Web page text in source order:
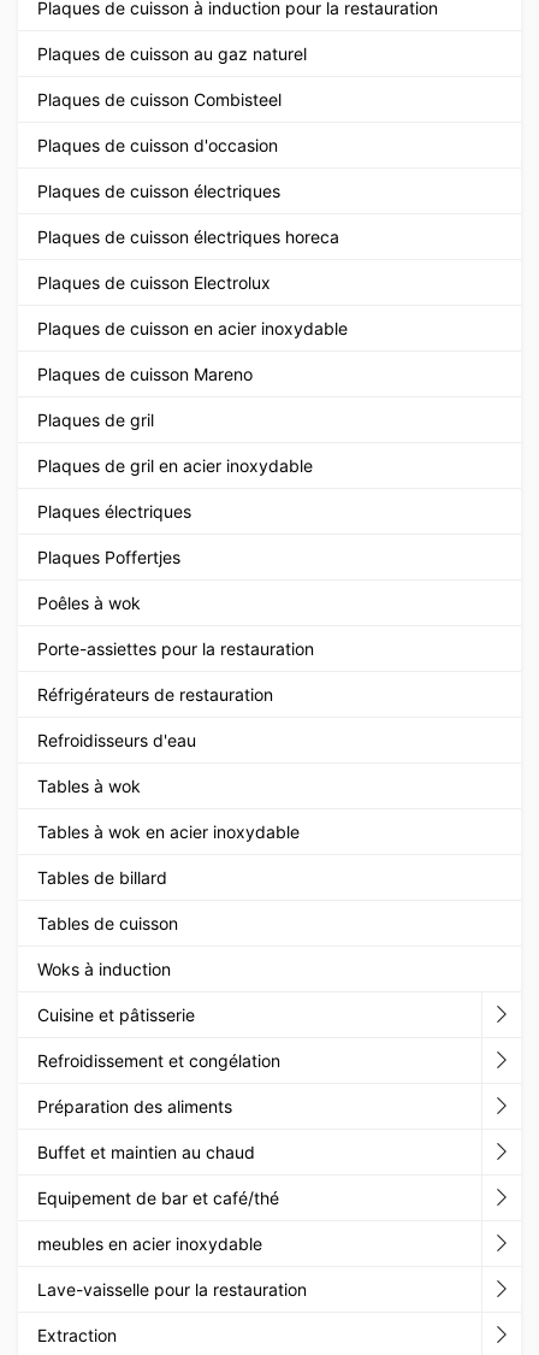
Plaques de cuisson à induction pour la restauration
Plaques de cuisson au gaz naturel
Plaques de cuisson Combisteel
Plaques de cuisson d'occasion
Plaques de cuisson électriques
Plaques de cuisson électriques horeca
Plaques de cuisson Electrolux
Plaques de cuisson en acier inoxydable
Plaques de cuisson Mareno
Plaques de gril
Plaques de gril en acier inoxydable
Plaques électriques
Plaques Poffertjes
Poêles à wok
Porte-assiettes pour la restauration
Réfrigérateurs de restauration
Refroidisseurs d'eau
Tables à wok
Tables à wok en acier inoxydable
Tables de billard
Tables de cuisson
Woks à induction
Cuisine et pâtisserie
Refroidissement et congélation
Préparation des aliments
Buffet et maintien au chaud
Equipement de bar et café/thé
meubles en acier inoxydable
Lave-vaisselle pour la restauration
Extraction